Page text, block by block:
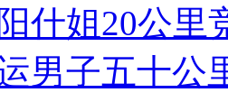
什姐20公里
男子五十公